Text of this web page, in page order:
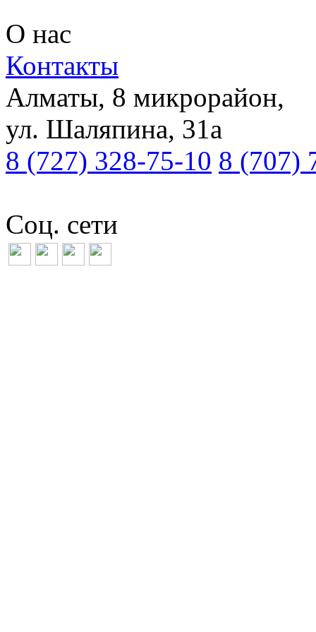
О нас
Контакты
Алматы, 8 микрорайон,
ул. Шаляпина, 31а
8 (727) 328-75-10 8 (707)
Соц. сети